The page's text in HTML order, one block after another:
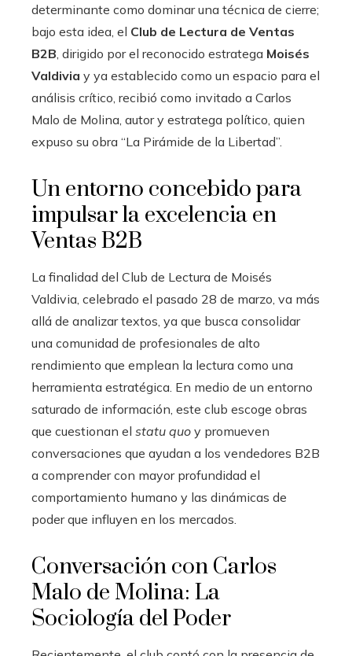
determinante como dominar una técnica de cierre;
bajo esta idea, el Club de Lectura de Ventas
B2B , dirigido por el reconocido estratega Moisés
Valdivia y ya establecido como un espacio para el
análisis crítico, recibió como invitado a Carlos
Malo de Molina, autor y estratega político, quien
expuso su obra “La Pirámide de la Libertad”.
Un entorno concebido para
impulsar la excelencia en
Ventas B2B
La finalidad del Club de Lectura de Moisés
Valdivia, celebrado el pasado 28 de marzo, va más
allá de analizar textos, ya que busca consolidar
una comunidad de profesionales de alto
rendimiento que emplean la lectura como una
herramienta estratégica. En medio de un entorno
saturado de información, este club escoge obras
que cuestionan el statu quo y promueven
conversaciones que ayudan a los vendedores B2B
a comprender con mayor profundidad el
comportamiento humano y las dinámicas de
poder que influyen en los mercados.
Conversación con Carlos
Malo de Molina: La
Sociología del Poder